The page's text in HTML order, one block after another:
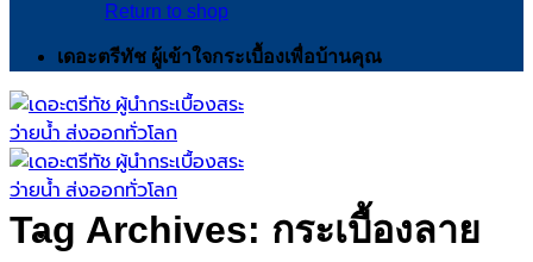
Return to shop
เดอะตรีทัช ผู้เข้าใจกระเบื้องเพื่อบ้านคุณ
Tag Archives: กระเบื้องลาย